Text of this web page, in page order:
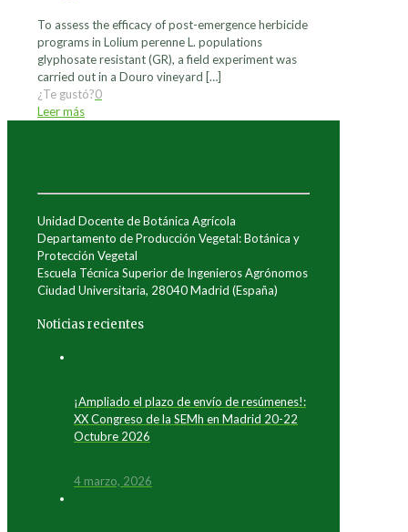
To assess the efficacy of post-emergence herbicide
programs in Lolium perenne L. populations
glyphosate resistant (GR), a field experiment was
carried out in a Douro vineyard […]
¿Te gustó?0
Leer más
Unidad Docente de Botánica Agrícola
Departamento de Producción Vegetal: Botánica y
Protección Vegetal
Escuela Técnica Superior de Ingenieros Agrónomos
Ciudad Universitaria, 28040 Madrid (España)
Noticias recientes
¡Ampliado el plazo de envío de resúmenes!:
XX Congreso de la SEMh en Madrid 20-22
Octubre 2026
4 marzo, 2026